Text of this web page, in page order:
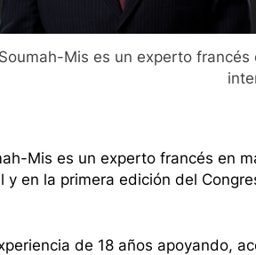
Mis es un experto
Mis es un experto francés en
y en la primera edición del
de 18 años apoyando,